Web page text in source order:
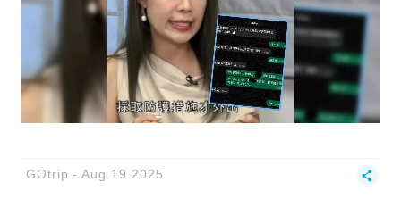
GOtrip Aug 19 2025